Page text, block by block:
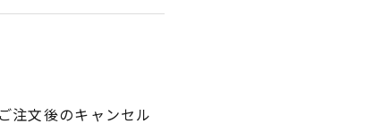
注文後のキャンセル